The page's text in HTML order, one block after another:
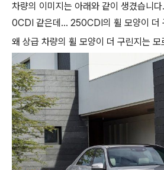
차량의 이미지는 아래와 같이 생겼습니
0CDI 같은데... 250CDI의 휠 모양이 더
왜 상급 차량의 휠 모양이 더 구린지는 모